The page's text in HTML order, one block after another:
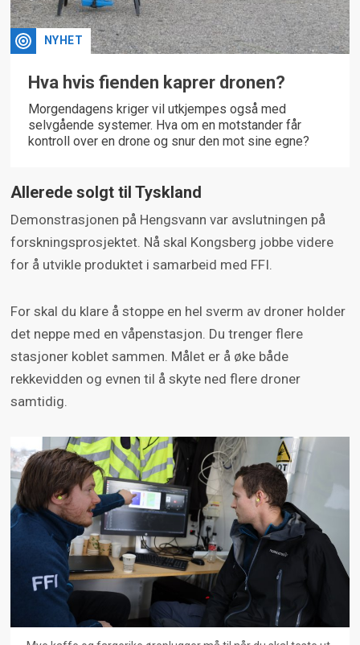
NYHET
Hva hvis fienden kaprer dronen?
Morgendagens kriger vil utkjempes også med
selvgående systemer. Hva om en motstander får
kontroll over en drone og snur den mot sine egne?
Allerede solgt til Tyskland
Demonstrasjonen på Hengsvann var avslutningen på
forskningsprosjektet. Nå skal Kongsberg jobbe videre
for å utvikle produktet i samarbeid med FFI.
For skal du klare å stoppe en hel sverm av droner holder
det neppe med en våpenstasjon. Du trenger flere
stasjoner koblet sammen. Målet er å øke både
rekkevidden og evnen til å skyte ned flere droner
samtidig.